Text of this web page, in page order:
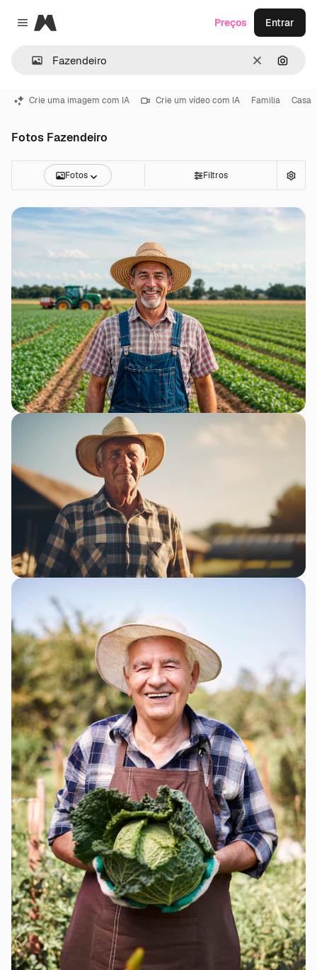
Close menu
Magnific
Limpar
Preços Entrar
Crie uma imagem com IA Crie um vídeo com IA Familia Casa
Fotos Fazendeiro
Fotos Filtros